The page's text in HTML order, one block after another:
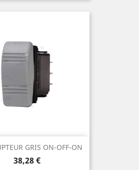
GRIS ON-OFF-ON
Prix
38,28 €